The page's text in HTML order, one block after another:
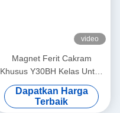
video
Magnet Ferit Cakram
Khusus Y30BH Kelas Untuk
Motor D20 * 13mm Kekuatan
Tinggi
Dapatkan Harga
Terbaik